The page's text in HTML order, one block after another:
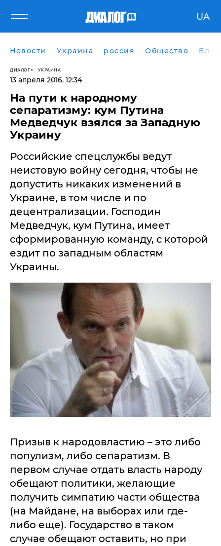
UA
Новости Украина россия Общество
ДИАЛОГ УКРАИНА
13 апреля 2016, 12:34
На пути к народному
сепаратизму: кум Путина
Медведчук взялся за Западную
Украину
Российские спецслужбы ведут
неистовую войну сегодня, чтобы не
допустить никаких изменений в
Украине, в том числе и по
децентрализации. Господин
Медведчук, кум Путина, имеет
сформированную команду, с которой
ездит по западным областям
Украины.
Призыв к народовластию – это либо
популизм, либо сепаратизм. В
первом случае отдать власть народу
обещают политики, желающие
получить симпатию части общества
(на Майдане, на выборах или где-
либо еще). Государство в таком
случае обещают оставить, но при